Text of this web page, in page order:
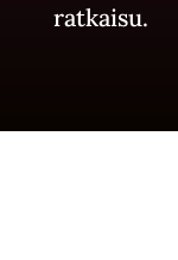
ratkaisu.